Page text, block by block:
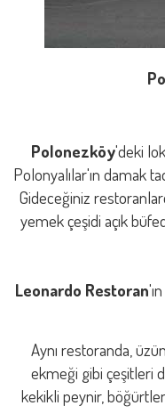
Polonezköy'deki
Polonyalılar'ın damak
Gideceğiniz
yemek çeşidi açık
Leonardo Restoran
Aynı restoranda,
ekmeği gibi çeşitleri
kekikli peynir,